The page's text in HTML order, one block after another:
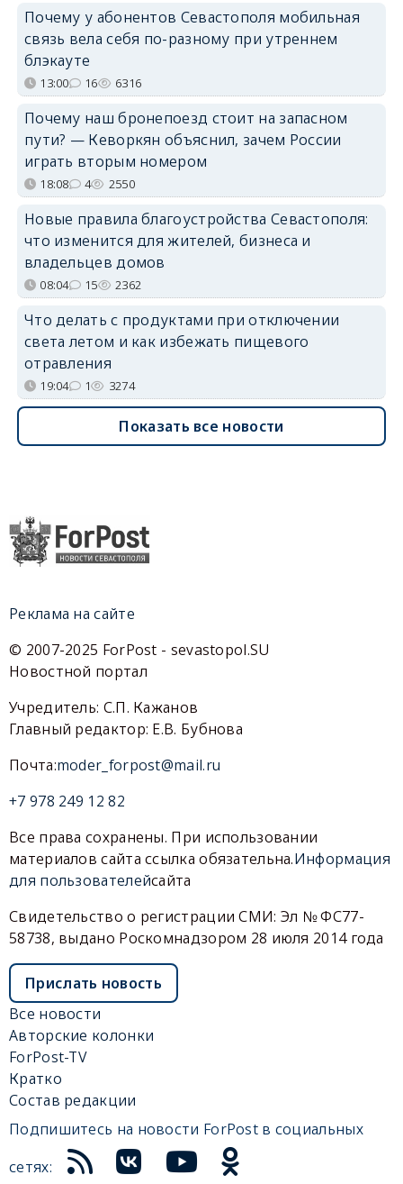
Почему у абонентов Севастополя мобильная
связь вела себя по-разному при утреннем
блэкауте
13:00 16 6316
Почему наш бронепоезд стоит на запасном
пути? — Кеворкян объяснил, зачем России
играть вторым номером
18:08 4 2550
Новые правила благоустройства Севастополя:
что изменится для жителей, бизнеса и
владельцев домов
08:04 15 2362
Что делать с продуктами при отключении
света летом и как избежать пищевого
отравления
19:04 1 3274
Показать все новости
Реклама на сайте
© 2007-2025 ForPost - sevastopol.SU
Новостной портал
Учредитель: С.П. Кажанов
Главный редактор: Е.В. Бубнова
Почта:moder_forpost@mail.ru
+7 978 249 12 82
Все права сохранены. При использовании
материалов сайта ссылка обязательна.Информация
для пользователейсайта
Свидетельство о регистрации СМИ: Эл № ФС77-
58738, выдано Роскомнадзором 28 июля 2014 года
Прислать новость
Все новости
Авторские колонки
ForPost-TV
Кратко
Состав редакции
Подпишитесь на новости ForPost в социальных
сетях: